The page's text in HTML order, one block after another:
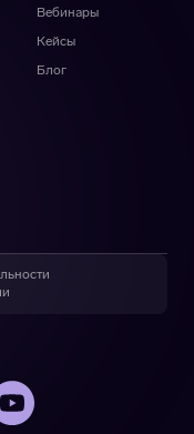
Вебинары
Кейсы
Блог